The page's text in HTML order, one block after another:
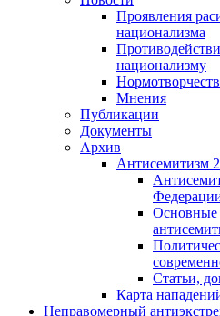
Проявления
национализма
национализму
Мнения
Публикации
Документы
Архив
Антисемитизм
Основные
Статьи,
Карта
Неправомерный